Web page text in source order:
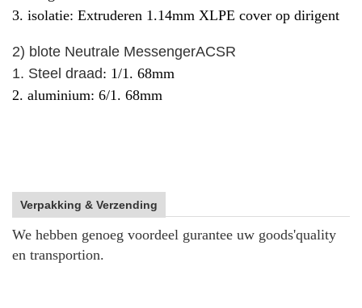
3. isolatie: Extruderen 1.14mm XLPE cover op dirigent
2) blote Neutrale MessengerACSR
1. Steel draad: 1/1. 68mm
2. aluminium: 6/1. 68mm
Verpakking & Verzending
We hebben genoeg voordeel gurantee uw goods'quality
en transportion.